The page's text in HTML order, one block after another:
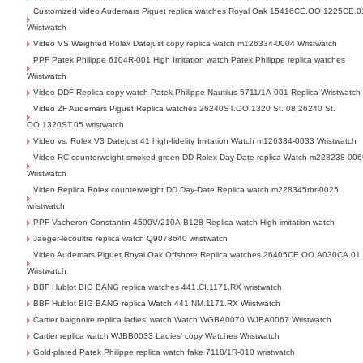
Customized video Audemars Piguet replica watches Royal Oak
Wristwatch
Video VS Weighted Rolex Datejust copy replica watch m126334-0004 Wristwatch
PPF Patek Philippe 6104R-001 High Imitation watch Patek Philippe replica watches
Wristwatch
Video DDF Replica copy watch Patek Philippe Nautilus 5711/1A-001 Replica Wristwatch
Video ZF Audemars Piguet Replica watches 26240ST.OO.1320 St. 08,26240 St.
OO.1320ST.05 wristwatch
Video vs. Rolex V3 Datejust 41 high-fidelity Imitation Watch m126334-0033 Wristwatch
Video RC counterweight smoked green DD Rolex Day-Date replica Watch m228238-
Wristwatch
Video Replica Rolex counterweight DD Day-Date Replica watch m228345rbr-0025
wristwatch
PPF Vacheron Constantin 4500V/210A-B128 Replica watch High imitation watch
Jaeger-lecoultre replica watch Q9078640 wristwatch
Video Audemars Piguet Royal Oak Offshore Replica watches 26405CE.OO.A030CA.01
Wristwatch
BBF Hublot BIG BANG replica watches 441.CI.1171.RX wristwatch
BBF Hublot BIG BANG replica Watch 441.NM.1171.RX Wristwatch
Cartier baignoire replica ladies' watch Watch WGBA0070 WJBA0067 Wristwatch
Cartier replica watch WJBB0033 Ladies' copy Watches Wristwatch
Gold-plated Patek Philippe replica watch fake 7118/1R-010 wristwatch